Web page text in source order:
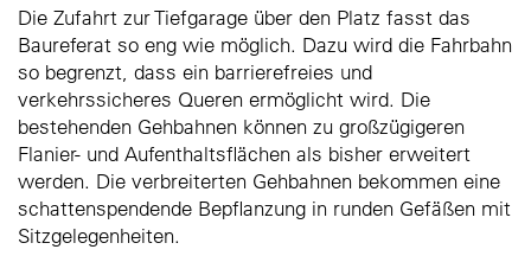
Die Zufahrt zur Tiefgarage über den Platz fasst das
Baureferat so eng wie möglich. Dazu wird die Fahrbahn
so begrenzt, dass ein barrierefreies und
verkehrssicheres Queren ermöglicht wird. Die
bestehenden Gehbahnen können zu großzügigeren
Flanier- und Aufenthaltsflächen als bisher erweitert
werden. Die verbreiterten Gehbahnen bekommen eine
schattenspendende Bepflanzung in runden Gefäßen mit
Sitzgelegenheiten.